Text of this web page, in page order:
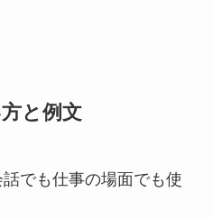
と例文
でも仕事の場面でも使